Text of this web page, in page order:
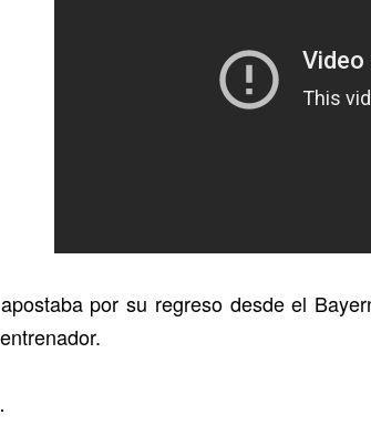
por su regreso desde el